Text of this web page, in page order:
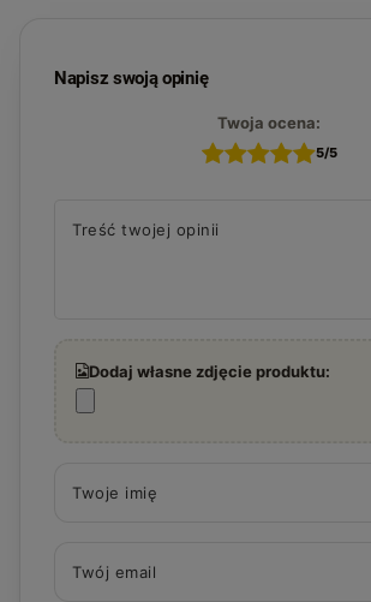
Napisz swoją opinię
Twoja ocena:
5/5
Treść twojej opinii
Dodaj własne zdjęcie produktu:
Twoje imię
Twój email